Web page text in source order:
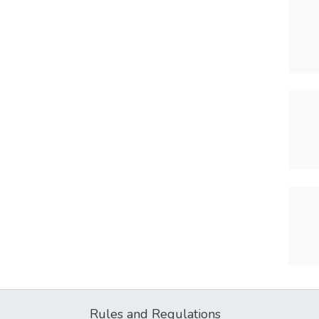
Rules and Regulations